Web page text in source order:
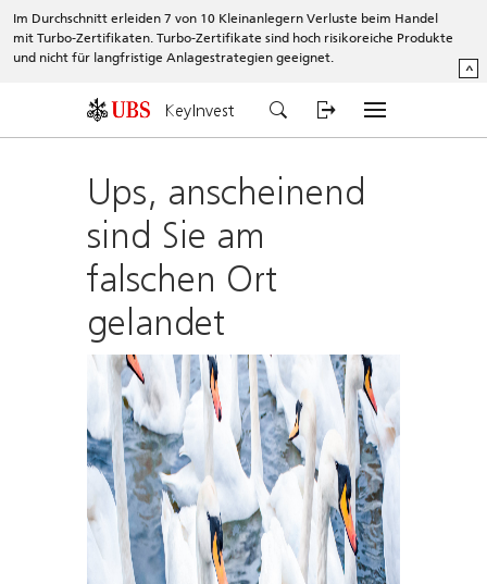
Im Durchschnitt erleiden 7 von 10 Kleinanlegern Verluste beim Handel
mit Turbo-Zertifikaten. Turbo-Zertifikate sind hoch risikoreiche Produkte
und nicht für langfristige Anlagestrategien geeignet.
^
KeyInvest
Ups, anscheinend
sind Sie am
falschen Ort
gelandet